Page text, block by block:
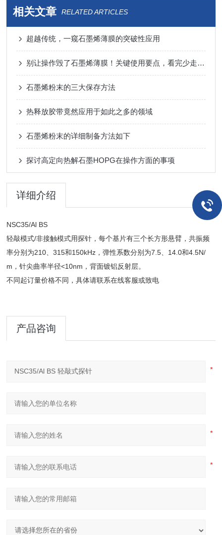
相关文章 RELATED ARTICLES
超越传统，一窥石墨烯薄膜的突破性应用
别让操作毁了石墨烯薄膜！关键使用要点，看完少走弯路
石墨烯粉末的三大保存方法
热释放胶带竟然应用于如此之多的领域
石墨烯粉末的详细制备方法如下
探讨高定向热解石墨HOPG在操作方面的事项
详细介绍
NSC35/Al BS
轻敲模式/非接触模式用探针，每个基片有三个长方形悬臂，共振频
率分别为210、315和150kHz，弹性系数分别为7.5、14.0和4.5N/
m，针尖曲率半径<10nm，背面镀铝反射层。
不同起订量价格不同，具体请联系在线客服或致电
产品咨询